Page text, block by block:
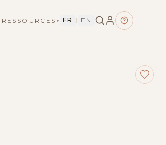
RESSOURCES ▾ FR | EN